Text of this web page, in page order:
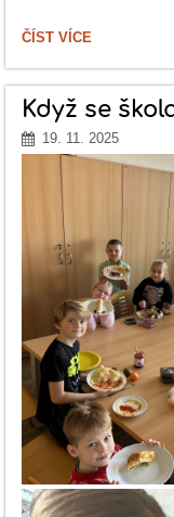
OKRESNÍ
ČEPS
CUP
2025:
PRVNÍ
ZKUŠENOSTI
A
ČÍST VÍCE
Když se
19. 11. 2025